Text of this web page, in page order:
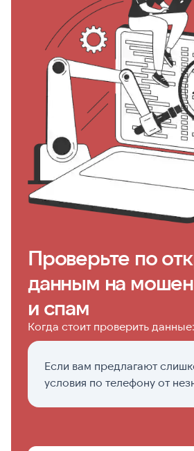
Проверьте по
данным на
и спам
Когда стоит проверить данные:
Если вам предлагают
условия по телефону от